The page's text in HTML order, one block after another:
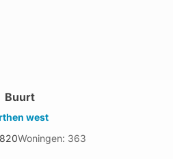
Buurt
west
Woningen: 363